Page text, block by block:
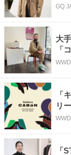
編
GQ
大
「コンリ
見
「
リ
「